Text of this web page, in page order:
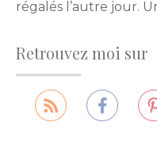
régalés l’autre jour.
Retrouvez moi sur